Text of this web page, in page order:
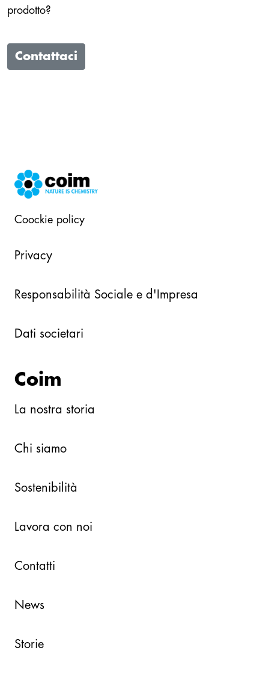
prodotto?
Contattaci
Coockie policy
Privacy
Responsabilità Sociale e d'Impresa
Dati societari
Coim
La nostra storia
Chi siamo
Sostenibilità
Lavora con noi
Contatti
News
Storie